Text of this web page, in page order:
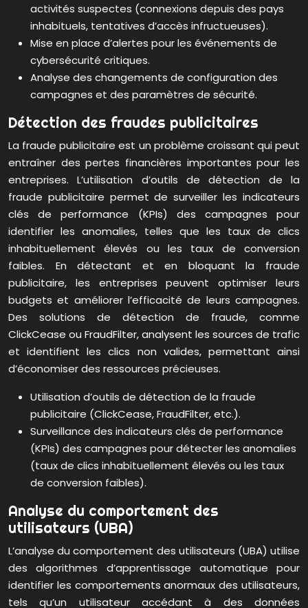
activités suspectes (connexions depuis des pays
inhabituels, tentatives d’accès infructueuses).
Mise en place d’alertes pour les événements de
cybersécurité critiques.
Analyse des changements de configuration des
campagnes et des paramètres de sécurité.
Détection des fraudes publicitaires
La fraude publicitaire est un problème croissant qui peut
entraîner des pertes financières importantes pour les
entreprises. L’utilisation d’outils de détection de la
fraude publicitaire permet de surveiller les indicateurs
clés de performance (KPIs) des campagnes pour
identifier les anomalies, telles que les taux de clics
inhabituellement élevés ou les taux de conversion
faibles. En détectant et en bloquant la fraude
publicitaire, les entreprises peuvent optimiser leurs
budgets et améliorer l’efficacité de leurs campagnes.
Des solutions de détection de fraude, comme
ClickCease ou FraudFilter, analysent les sources de trafic
et identifient les clics non valides, permettant ainsi
d’économiser des ressources précieuses.
Utilisation d’outils de détection de la fraude
publicitaire (ClickCease, FraudFilter, etc.).
Surveillance des indicateurs clés de performance
(KPIs) des campagnes pour détecter les anomalies
(taux de clics inhabituellement élevés ou les taux
de conversion faibles).
Analyse du comportement des
utilisateurs (UBA)
L’analyse du comportement des utilisateurs (UBA) utilise
des algorithmes d’apprentissage automatique pour
identifier les comportements anormaux des utilisateurs,
tels qu’un utilisateur accédant à des données